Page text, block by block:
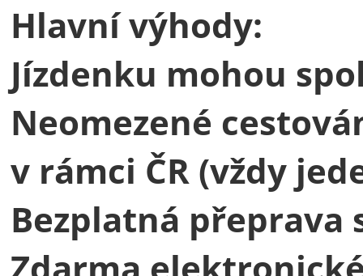
Hlavní výhody:
Jízdenku mohou
Neomezené
v rámci ČR (vždy
Bezplatná přeprava